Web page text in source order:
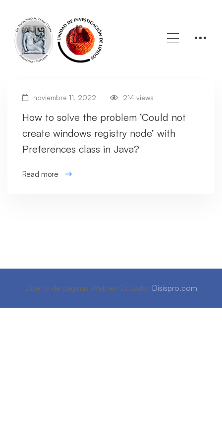
Home Blog Dll
noviembre 11, 2022 214 views
How to solve the problem ‘Could not
create windows registry node’ with
Preferences class in Java?
Read more
Diseño de páginas Web en Ecuador Disispro.com